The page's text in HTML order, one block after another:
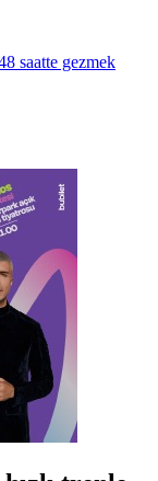
saatte gezmek